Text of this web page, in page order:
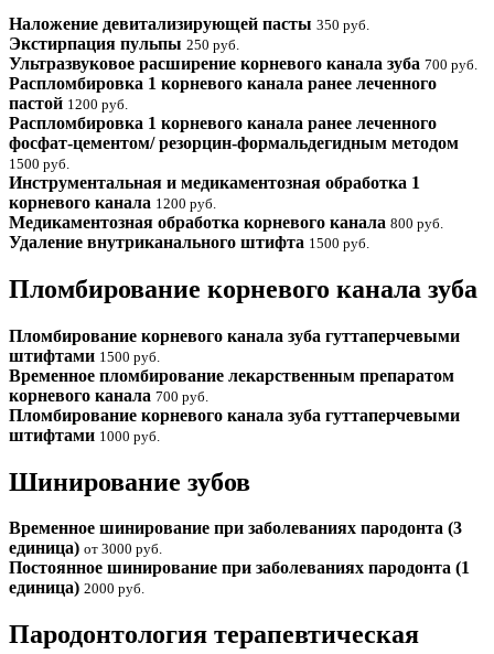
Наложение девитализирующей пасты 350 руб.
Экстирпация пульпы 250 руб.
Ультразвуковое расширение корневого канала зуба 700 руб.
Распломбировка 1 корневого канала ранее леченного
пастой 1200 руб.
Распломбировка 1 корневого канала ранее леченного
фосфат-цементом/ резорцин-формальдегидным методом
1500 руб.
Инструментальная и медикаментозная обработка 1
корневого канала 1200 руб.
Медикаментозная обработка корневого канала 800 руб.
Удаление внутриканального штифта 1500 руб.
Пломбирование корневого канала зуба
Пломбирование корневого канала зуба гуттаперчевыми
штифтами 1500 руб.
Временное пломбирование лекарственным препаратом
корневого канала 700 руб.
Пломбирование корневого канала зуба гуттаперчевыми
штифтами 1000 руб.
Шинирование зубов
Временное шинирование при заболеваниях пародонта (3
единица) от 3000 руб.
Постоянное шинирование при заболеваниях пародонта (1
единица) 2000 руб.
Пародонтология терапевтическая